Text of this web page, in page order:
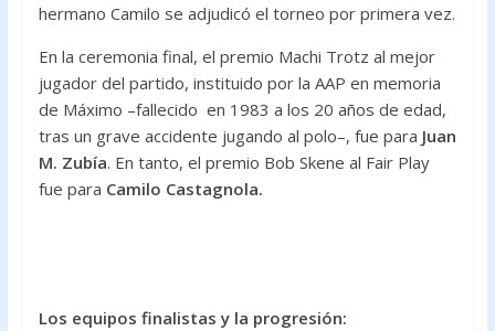
hermano Camilo se adjudicó el torneo por primera vez.
En la ceremonia final, el premio Machi Trotz al mejor
jugador del partido, instituido por la AAP en memoria
de Máximo –fallecido en 1983 a los 20 años de edad,
tras un grave accidente jugando al polo–, fue para Juan
M. Zubía. En tanto, el premio Bob Skene al Fair Play
fue para Camilo Castagnola.
Los equipos finalistas y la progresión: